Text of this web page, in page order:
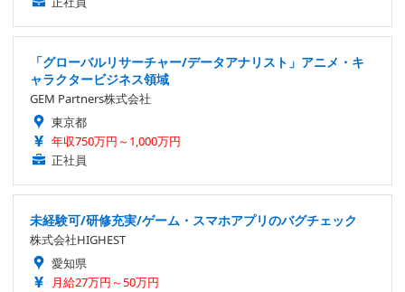
「グローバルリサーチャー/データアナリスト」アニメ・キ
ャラクタービジネス領域
GEM Partners株式会社
東京都
年収750万円～1,000万円
正社員
未経験可/研修充実/ゲーム・スマホアプリのバグチェック
株式会社HIGHEST
愛知県
月給27万円～50万円